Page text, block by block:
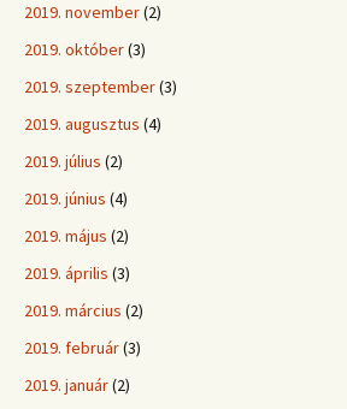
2019. november(2)
2019. október(3)
2019. szeptember(3)
2019. augusztus (4)
2019. július (2)
2019. június (4)
2019. május (2)
2019. április (3)
2019. március (2)
2019. február(3)
2019. január(2)